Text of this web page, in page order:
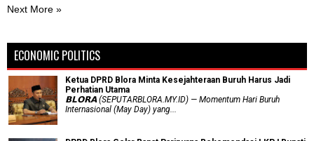
Next More »
ECONOMIC POLITICS
Ketua DPRD Blora Minta Kesejahteraan Buruh Harus Jadi
Perhatian Utama
​𝗕𝗟𝗢𝗥𝗔 (SEPUTARBLORA.MY.ID) — Momentum Hari Buruh
Internasional (May Day) yang...